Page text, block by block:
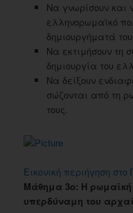
Να γνωρίσουν και
ελληνορωμαϊκό
δημιουργήματά του.
Να εκτιμήσουν τη
δημιουργία του
Να δείξουν
σώζονται από τη
τους.
Εικονική περιήγηση
Μάθημα 3ο: Η
υπερδύναμη του